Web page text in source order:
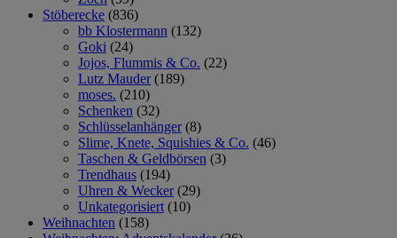
Stöberecke (836)
bb Klostermann (132)
Goki (24)
Jojos, Flummis & Co. (22)
Lutz Mauder (189)
moses. (210)
Schenken (32)
Schlüsselanhänger (8)
Slime, Knete, Squishies & Co. (46)
Taschen & Geldbörsen (3)
Trendhaus (194)
Uhren & Wecker (29)
Unkategorisiert (10)
Weihnachten (158)